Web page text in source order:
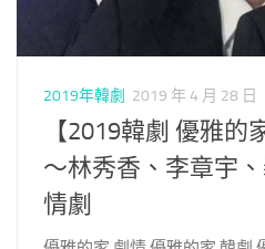
2019年韓劇 2019 年 4 月 28 日
【2019韓劇 優雅的
～林秀香、李章宇
情劇